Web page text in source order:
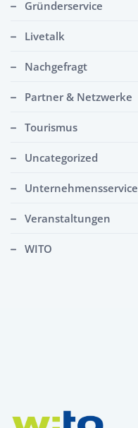
Gründerservice
Livetalk
Nachgefragt
Partner & Netzwerke
Tourismus
Uncategorized
Unternehmensservice
Veranstaltungen
WITO